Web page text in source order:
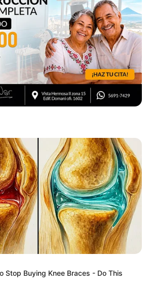
Statue Unearthed In Toledo
Notice You? Think Again
Stop Buying Knee Braces - Do This